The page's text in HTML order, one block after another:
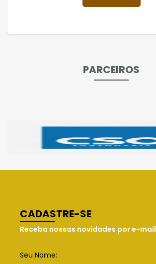
PARCEIROS
CADASTRE-SE
Receba nossas novidades por e-mail
Seu Nome: